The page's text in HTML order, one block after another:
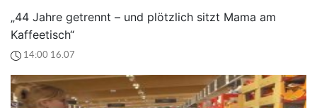
„44 Jahre getrennt – und plötzlich sitzt Mama am
Kaffeetisch“
14:00 16.07